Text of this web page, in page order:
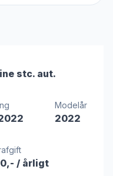
stc. aut.
Modelår
2022
/ årligt